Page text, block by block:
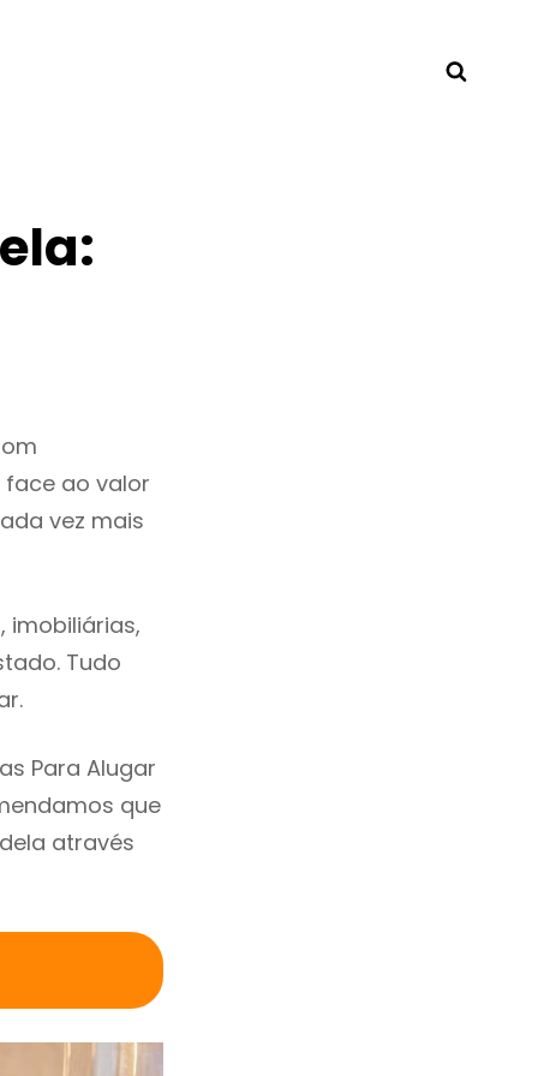
ao valor
vez mais
imobiliárias,
Tudo
Para Alugar
que
através